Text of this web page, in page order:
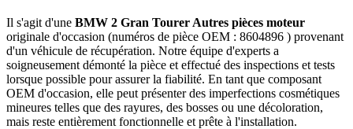
Il s'agit d'une BMW 2 Gran Tourer Autres pièces moteur
originale d'occasion (numéros de pièce OEM : 8604896 ) provenant
d'un véhicule de récupération. Notre équipe d'experts a
soigneusement démonté la pièce et effectué des inspections et tests
lorsque possible pour assurer la fiabilité. En tant que composant
OEM d'occasion, elle peut présenter des imperfections cosmétiques
mineures telles que des rayures, des bosses ou une décoloration,
mais reste entièrement fonctionnelle et prête à l'installation.